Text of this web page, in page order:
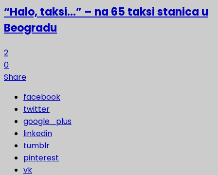
“Halo, taksi…” – na 65 taksi stanica u
Beogradu
2
0
Share
facebook
twitter
google_plus
linkedin
tumblr
pinterest
vk